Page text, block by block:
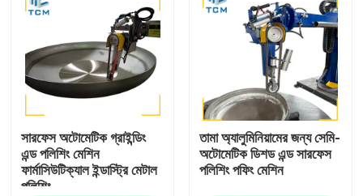
পণ্য
আমাদের সম্বন্ধে
কারখানা পরিদর্শন
গুণমান নিয়ন্ত্রণ
সারফেস অটোমেটিক গ্রাইন্ডিং
এন্ড পলিশিং মেশিন
ফার্মাসিউটিক্যাল ইন্ডাস্ট্রি মেটাল
পলিশিং
তামা অ্যালুমিনিয়ামের জন্য সেমি-
অটোমেটিক ডিশড এন্ড সারফেস
পলিশিং পফিং মেশিন